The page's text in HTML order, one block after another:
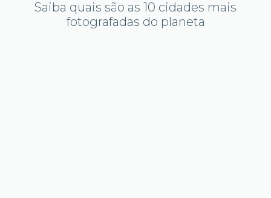
Saiba quais são as 10 cidades mais
fotografadas do planeta